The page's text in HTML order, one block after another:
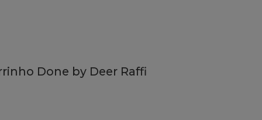
Done by Deer Raffi